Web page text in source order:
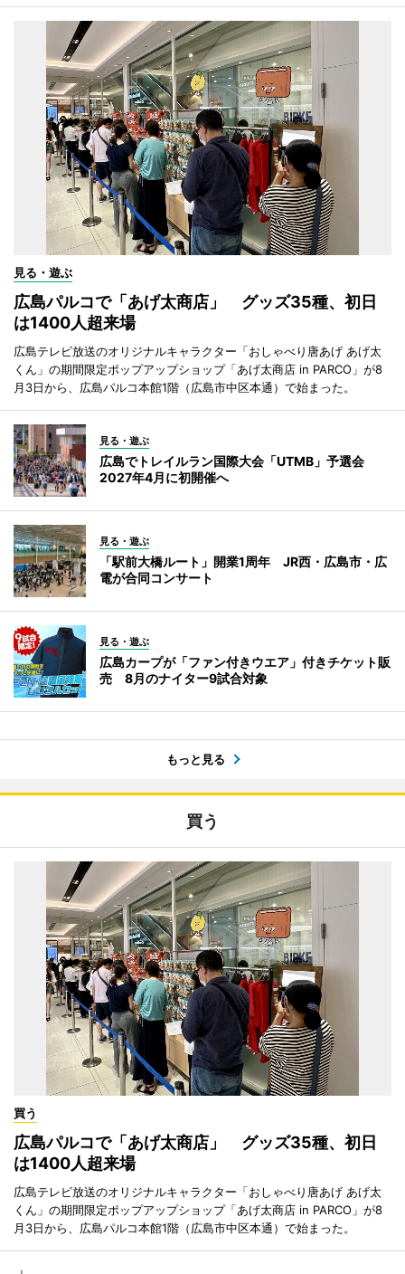
見る・遊ぶ
広島パルコで「あげ太商店」 グッズ35種、初日
は1400人超来場
広島テレビ放送のオリジナルキャラクター「おしゃべり唐あげ あげ太
くん」の期間限定ポップアップショップ「あげ太商店 in PARCO」が8
月3日から、広島パルコ本館1階（広島市中区本通）で始まった。
見る・遊ぶ
広島でトレイルラン国際大会「UTMB」予選会
2027年4月に初開催へ
見る・遊ぶ
「駅前大橋ルート」開業1周年 JR西・広島市・広
電が合同コンサート
見る・遊ぶ
広島カープが「ファン付きウエア」付きチケット販
売 8月のナイター9試合対象
もっと見る
買う
買う
広島パルコで「あげ太商店」 グッズ35種、初日
は1400人超来場
広島テレビ放送のオリジナルキャラクター「おしゃべり唐あげ あげ太
くん」の期間限定ポップアップショップ「あげ太商店 in PARCO」が8
月3日から、広島パルコ本館1階（広島市中区本通）で始まった。